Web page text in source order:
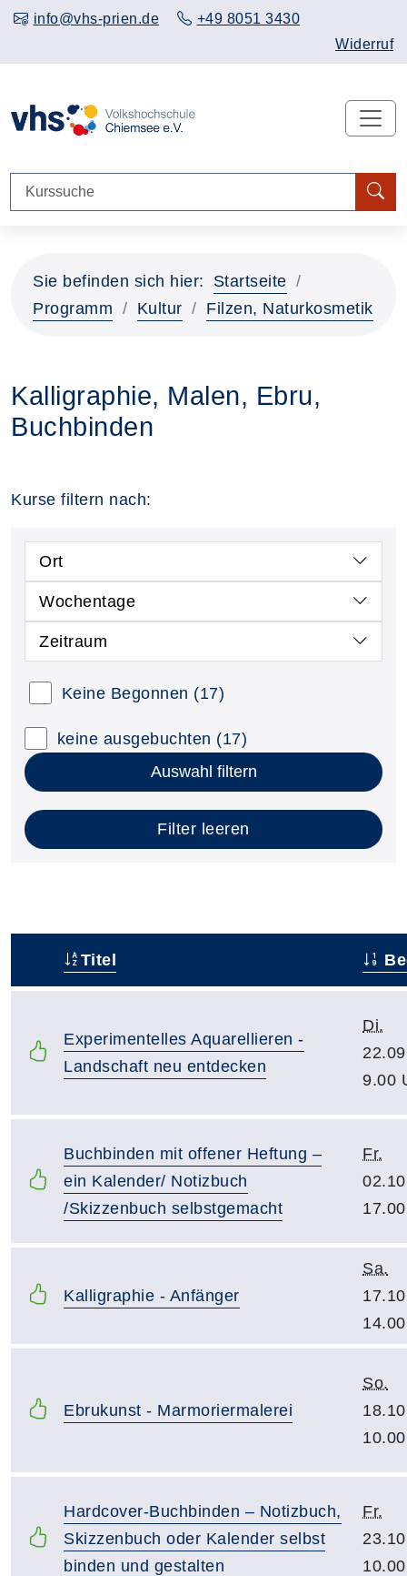
info@vhs-prien.de
+49 8051 3430
Widerruf
Sie befinden sich hier:
Startseite
Programm
Kultur Filzen, Naturkosmetik
Kalligraphie, Malen, Ebru,
Buchbinden
Kurse filtern nach:
Ort
Wochentage
Zeitraum
Keine Begonnen (17)
keine ausgebuchten (17)
Auswahl filtern
Filter leeren
Titel
Experimentelles Aquarellieren -
Landschaft neu entdecken
Di.
9.00
Buchbinden mit offener Heftung –
ein Kalender/ Notizbuch
/Skizzenbuch selbstgemacht
Fr.
Kalligraphie - Anfänger
Sa.
Ebrukunst - Marmoriermalerei
So.
Hardcover-Buchbinden – Notizbuch,
Skizzenbuch oder Kalender selbst
binden und gestalten
Fr.